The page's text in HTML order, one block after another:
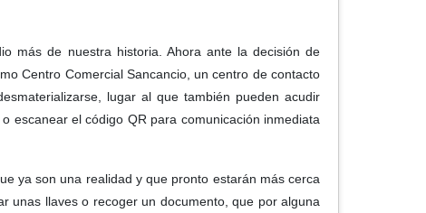
más de nuestra historia. Ahora ante la decisión de
Centro Comercial Sancancio, un centro de contacto
lugar al que también pueden acudir
escanear el código QR para comunicación inmediata
ya son una realidad y que pronto estarán más cerca
unas llaves o recoger un documento, que por alguna